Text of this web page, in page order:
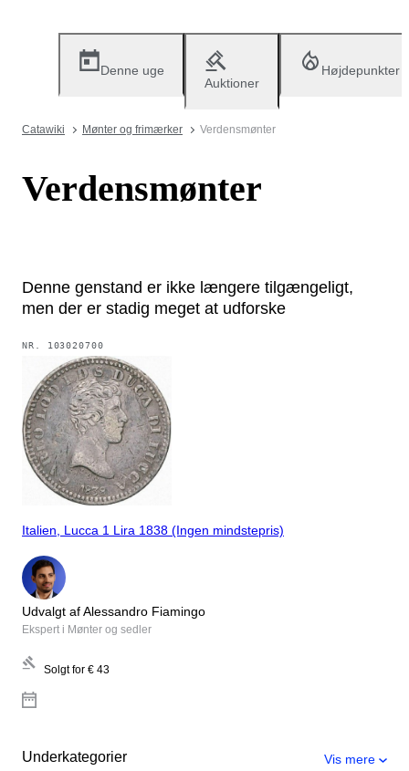
Denne uge
Auktioner
Højdepunkter
Catawiki Mønter og frimærker Verdensmønter
Verdensmønter
Denne genstand er ikke længere tilgængeligt,
men der er stadig meget at udforske
NR. 103020700
Italien, Lucca 1 Lira 1838 (Ingen mindstepris)
Udvalgt af Alessandro Fiamingo
Ekspert i Mønter og sedler
Solgt for € 43
Underkategorier Vis mere